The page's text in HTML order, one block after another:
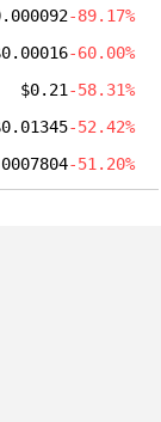
-89.17%
-60.00%
$0.21 -58.31%
-52.42%
-51.20%